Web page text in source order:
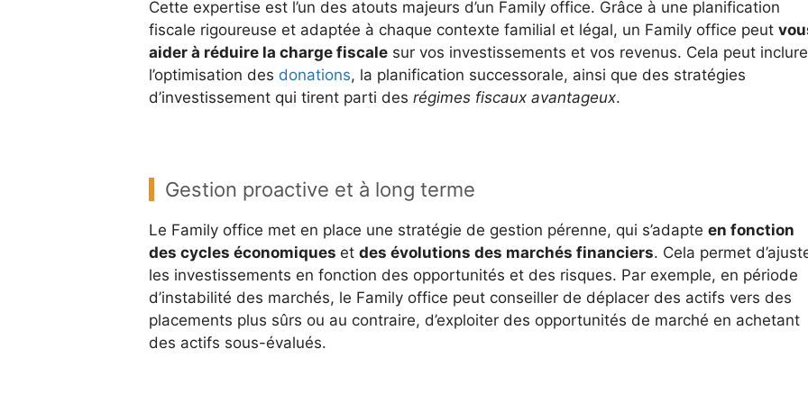
Cette expertise est l’un des atouts majeurs d’un Family office. Grâce à une planification
fiscale rigoureuse et adaptée à chaque contexte familial et légal, un Family office peut
aider à réduire la charge fiscalesur vos investissements et vos revenus. Cela peut inclure
l’optimisation des donations, la planification successorale, ainsi que des stratégies
d’investissement qui tirent parti des régimes fiscaux avantageux.
Gestion proactive et à long terme
Le Family office met en place une stratégie de gestion pérenne, qui s’adapte en fonction
des cycles économiques et des évolutions des marchés financiers. Cela permet
les investissements en fonction des opportunités et des risques. Par exemple, en période
d’instabilité des marchés, le Family office peut conseiller de déplacer des actifs vers des
placements plus sûrs ou au contraire, d’exploiter des opportunités de marché en achetant
des actifs sous-évalués.